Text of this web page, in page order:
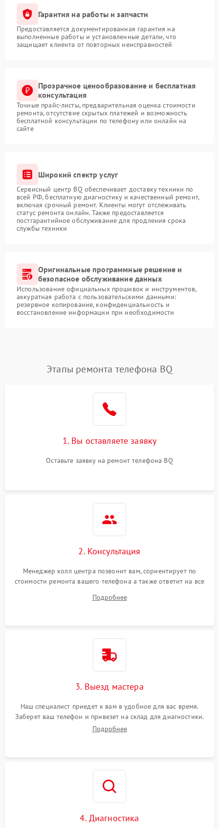
Гарантия на работы и запчасти
Предоставляется документированная гарантия на
выполненные работы и установленные детали, что
защищает клиента от повторных неисправностей
Прозрачное ценообразование и бесплатная
консультация
Точные прайс-листы, предварительная оценка стоимости
ремонта, отсутствие скрытых платежей и возможность
бесплатной консультации по телефону или онлайн на
сайте
Широкий спектр услуг
Сервисный центр BQ обеспечивает доставку техники по
всей РФ, бесплатную диагностику и качественный ремонт,
включая срочный ремонт. Клиенты могут отслеживать
статус ремонта онлайн. Также предоставляется
постгарантийное обслуживание для продления срока
службы техники
Оригинальные программные решение и
безопасное обслуживание данных
Использование официальных прошивок и инструментов,
аккуратная работа с пользовательскими данными:
резервное копирование, конфиденциальность и
восстановление информации при необходимости
Этапы ремонта телефона BQ
1. Вы оставляете заявку
Оставьте заявку на ремонт телефона BQ
2. Консультация
Менеджер колл центра позвонит вам, сориентирует по
стоимости ремонта вашего телефона а также ответит на все
Подробнее
3. Выезд мастера
Наш специалист приедет к вам в удобное для вас время.
Заберет ваш телефон и привезет на склад для диагностики.
Подробнее
4. Диагностика